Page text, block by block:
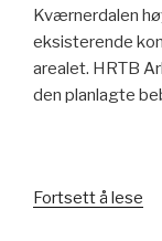
Kværnerdalen
eksisterende
arealet. HRTB
den planlagte
Fortsett å lese